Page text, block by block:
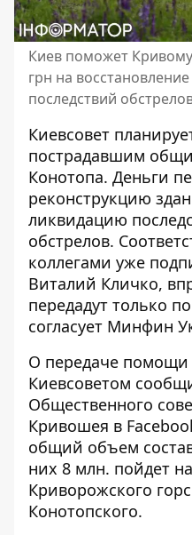
Киев поможет
грн на
последствий
Киевсовет
пострадавшим
Конотопа. Деньги
реконструкцию
ликвидацию
обстрелов.
коллегами уже
Виталий Кличко,
передадут только
согласует Минфин
О передаче помощи
Киевсоветом
Общественного
Кривошея в
общий объем
них 8 млн. пойдет
Криворожского
Конотопского.